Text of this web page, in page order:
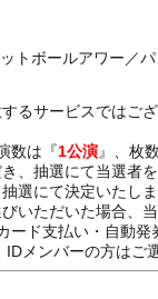
トボールアワー／
るサービスでは
数は『1公演』、枚
、抽選にて当選者
選にて決定いたし
いただいた場合、
ード支払い・自動
メンバーの方はご